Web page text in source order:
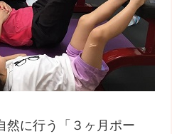
然に行う「３ヶ月ポー